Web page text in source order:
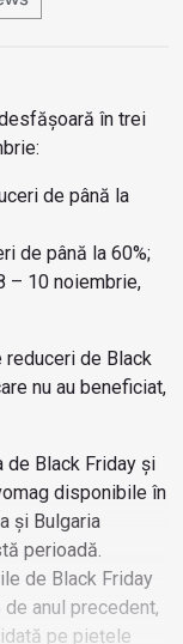
în trei
de până la
de până la 60%;
– 10 noiembrie,
reduceri de Black
nu au beneficiat,
de Black Friday și
disponibile în
și Bulgaria
perioadă.
de Black Friday
anul precedent,
pe piețele